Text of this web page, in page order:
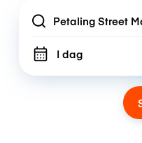
Location
I dag